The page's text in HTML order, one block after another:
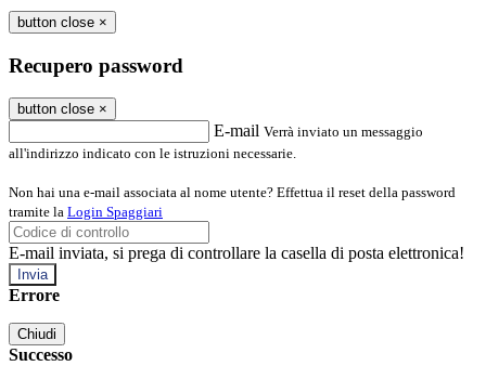
button close ×
Recupero password
button close ×
E-mail Verrà inviato un messaggio
all'indirizzo indicato con le istruzioni necessarie.
Non hai una e-mail associata al nome utente? Effettua il reset della password
tramite la Login Spaggiari
E-mail inviata, si prega di controllare la casella di posta elettronica!
Errore
Chiudi
Successo